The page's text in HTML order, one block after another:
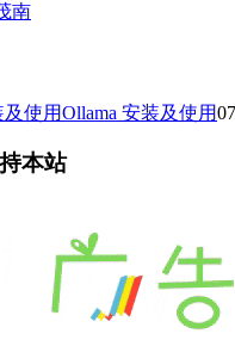
南
Ollama 安装及使用
本站